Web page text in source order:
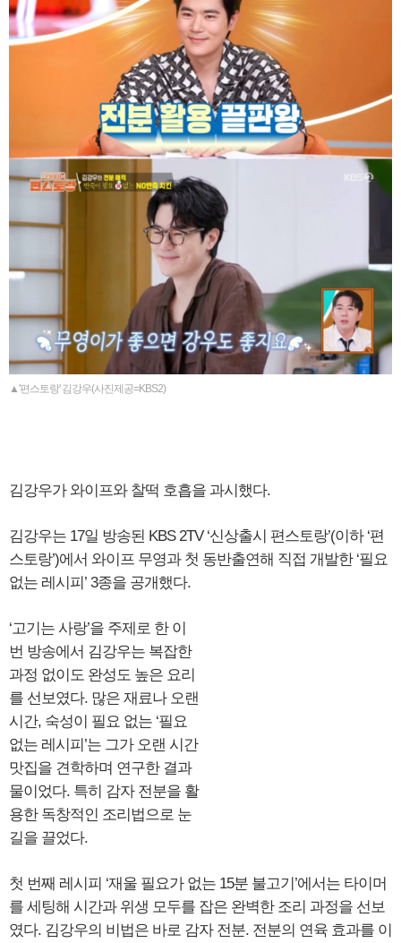
▲'편스토랑' 김강우(사진제공=KBS2)
김강우가 와이프와 찰떡 호흡을 과시했다.
김강우는 17일 방송된 KBS 2TV ‘신상출시 편스토랑’(이하 ‘편
스토랑’)에서 와이프 무영과 첫 동반출연해 직접 개발한 ‘필요
없는 레시피’ 3종을 공개했다.
‘고기는 사랑’을 주제로 한 이
번 방송에서 김강우는 복잡한
과정 없이도 완성도 높은 요리
를 선보였다. 많은 재료나 오랜
시간, 숙성이 필요 없는 ‘필요
없는 레시피’는 그가 오랜 시간
맛집을 견학하며 연구한 결과
물이었다. 특히 감자 전분을 활
용한 독창적인 조리법으로 눈
길을 끌었다.
첫 번째 레시피 ‘재울 필요가 없는 15분 불고기’에서는 타이머
를 세팅해 시간과 위생 모두를 잡은 완벽한 조리 과정을 선보
였다. 김강우의 비법은 바로 감자 전분. 전분의 연육 효과를 이